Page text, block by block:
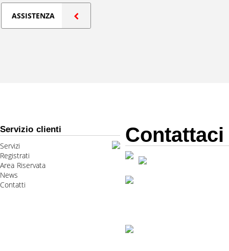
ASSISTENZA
Servizio clienti
Servizi
Registrati
Area Riservata
News
Contatti
Contattaci